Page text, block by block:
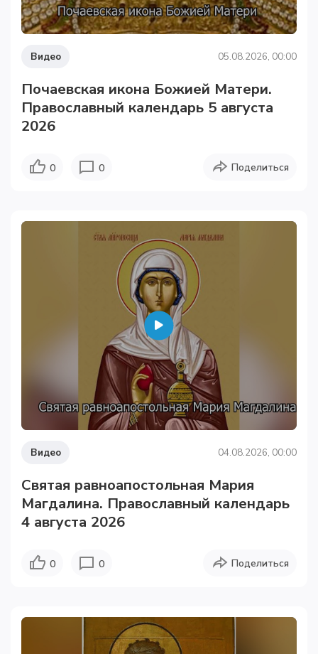
Видео 05.08.2026, 00:00
Почаевская икона Божией Матери.
Православный календарь 5 августа
2026
0 0 Поделиться
Видео 04.08.2026, 00:00
Святая равноапостольная Мария
Магдалина. Православный календарь
4 августа 2026
0 0 Поделиться